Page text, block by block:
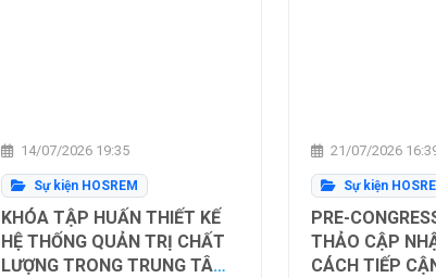
14/07/2026 19:35
Sự kiện HOSREM
KHÓA TẬP HUẤN THIẾT KẾ
HỆ THỐNG QUẢN TRỊ CHẤT
LƯỢNG TRONG TRUNG TÂM
21/07/2026
Sự kiện
PRE-
THẢO CẬP
CÁCH TIẾP